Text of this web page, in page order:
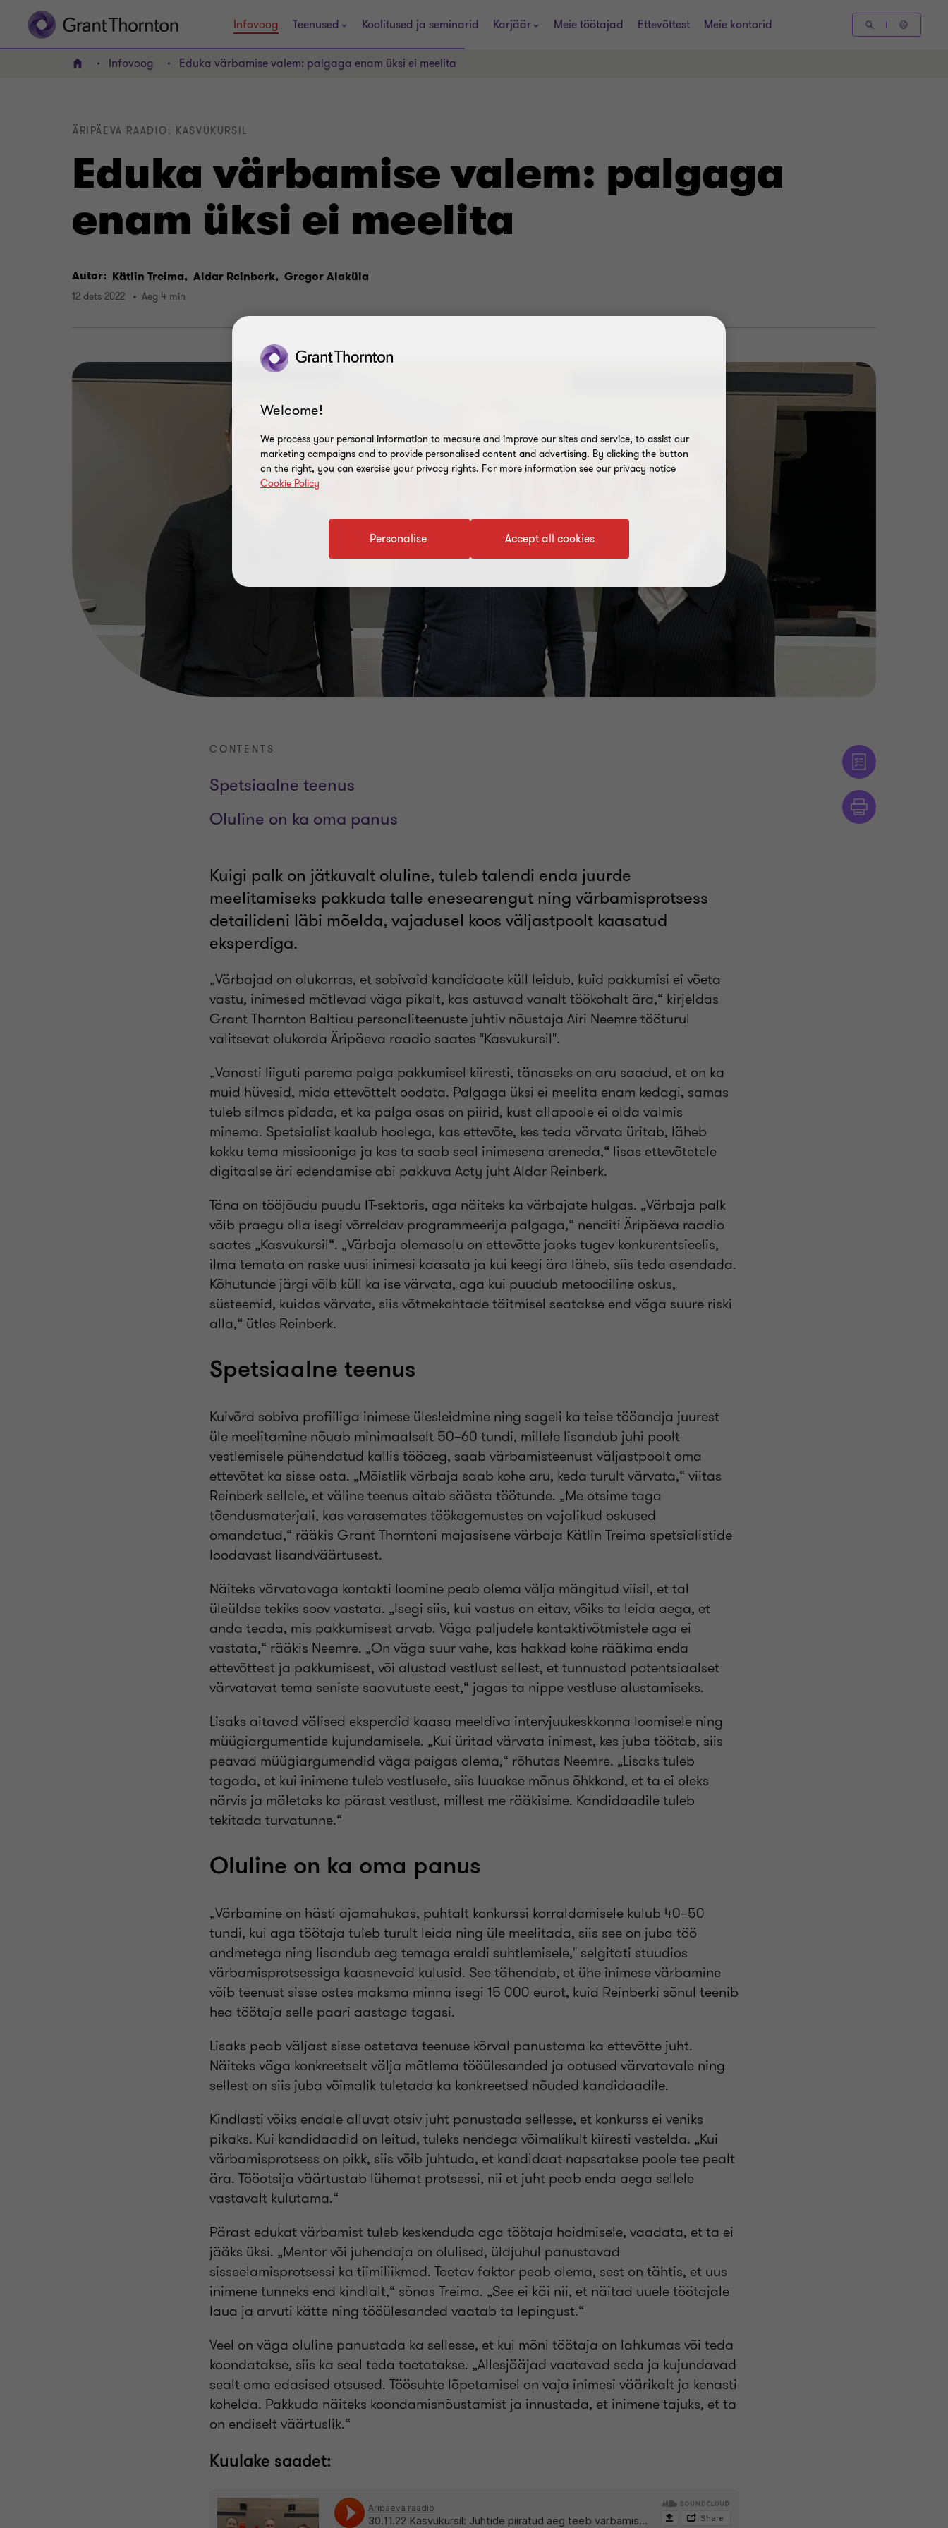
Infovoog Teenused Koolitused ja seminarid Karjäär Meie töötajad Ettevõttest Meie kontorid
AVALEHTInfovoog Eduka värbamise valem: palgaga enam üksi ei meelita
Eduka värbamise valem: palgaga
enam üksi ei meelita
ÄRIPÄEVA RAADIO: KASVUKURSIL
Autor: Kätlin Treima, Aldar Reinberk, Gregor Alaküla
12 dets 2022 Aeg 4 min
CONTENTS
Spetsiaalne teenus
Oluline on ka oma panus
Kuigi palk on jätkuvalt oluline, tuleb talendi enda juurde
meelitamiseks pakkuda talle enesearengut ning värbamisprotsess
detailideni läbi mõelda, vajadusel koos väljastpoolt kaasatud
eksperdiga.
„Värbajad on olukorras, et sobivaid kandidaate küll leidub, kuid pakkumisi ei võeta
vastu, inimesed mõtlevad väga pikalt, kas astuvad vanalt töökohalt ära,“ kirjeldas
Grant Thornton Balticu personaliteenuste juhtiv nõustaja Airi Neemre tööturul
valitsevat olukorda Äripäeva raadio saates "Kasvukursil".
„Vanasti liiguti parema palga pakkumisel kiiresti, tänaseks on aru saadud, et on ka
muid hüvesid, mida ettevõttelt oodata. Palgaga üksi ei meelita enam kedagi, samas
tuleb silmas pidada, et ka palga osas on piirid, kust allapoole ei olda valmis
minema. Spetsialist kaalub hoolega, kas ettevõte, kes teda värvata üritab, läheb
kokku tema missiooniga ja kas ta saab seal inimesena areneda,“ lisas ettevõtetele
digitaalse äri edendamise abi pakkuva Acty juht Aldar Reinberk.
Täna on tööjõudu puudu IT-sektoris, aga näiteks ka värbajate hulgas. „Värbaja palk
võib praegu olla isegi võrreldav programmeerija palgaga,“ nenditi Äripäeva raadio
saates „Kasvukursil“. „Värbaja olemasolu on ettevõtte jaoks tugev konkurentsieelis,
ilma temata on raske uusi inimesi kaasata ja kui keegi ära läheb, siis teda asendada.
Kõhutunde järgi võib küll ka ise värvata, aga kui puudub metoodiline oskus,
süsteemid, kuidas värvata, siis võtmekohtade täitmisel seatakse end väga suure riski
alla,“ ütles Reinberk.
Spetsiaalne teenus
Kuivõrd sobiva profiiliga inimese ülesleidmine ning sageli ka teise tööandja juurest
üle meelitamine nõuab minimaalselt 50–60 tundi, millele lisandub juhi poolt
vestlemisele pühendatud kallis tööaeg, saab värbamisteenust väljastpoolt oma
ettevõtet ka sisse osta. „Mõistlik värbaja saab kohe aru, keda turult värvata,“ viitas
Reinberk sellele, et väline teenus aitab säästa töötunde. „Me otsime taga
tõendusmaterjali, kas varasemates töökogemustes on vajalikud oskused
omandatud,“ rääkis Grant Thorntoni majasisene värbaja Kätlin Treima spetsialistide
loodavast lisandväärtusest.
Näiteks värvatavaga kontakti loomine peab olema välja mängitud viisil, et tal
üleüldse tekiks soov vastata. „Isegi siis, kui vastus on eitav, võiks ta leida aega, et
anda teada, mis pakkumisest arvab. Väga paljudele kontaktivõtmistele aga ei
vastata,“ rääkis Neemre. „On väga suur vahe, kas hakkad kohe rääkima enda
ettevõttest ja pakkumisest, või alustad vestlust sellest, et tunnustad potentsiaalset
värvatavat tema seniste saavutuste eest,“ jagas ta nippe vestluse alustamiseks.
Lisaks aitavad välised eksperdid kaasa meeldiva intervjuukeskkonna loomisele ning
müügiargumentide kujundamisele. „Kui üritad värvata inimest, kes juba töötab, siis
peavad müügiargumendid väga paigas olema,“ rõhutas Neemre. „Lisaks tuleb
tagada, et kui inimene tuleb vestlusele, siis luuakse mõnus õhkkond, et ta ei oleks
närvis ja mäletaks ka pärast vestlust, millest me rääkisime. Kandidaadile tuleb
tekitada turvatunne.“
Oluline on ka oma panus
„Värbamine on hästi ajamahukas, puhtalt konkurssi korraldamisele kulub 40–50
tundi, kui aga töötaja tuleb turult leida ning üle meelitada, siis see on juba töö
andmetega ning lisandub aeg temaga eraldi suhtlemisele," selgitati stuudios
värbamisprotsessiga kaasnevaid kulusid. See tähendab, et ühe inimese värbamine
võib teenust sisse ostes maksma minna isegi 15 000 eurot, kuid Reinberki sõnul teenib
hea töötaja selle paari aastaga tagasi.
Lisaks peab väljast sisse ostetava teenuse kõrval panustama ka ettevõtte juht.
Näiteks väga konkreetselt välja mõtlema tööülesanded ja ootused värvatavale ning
sellest on siis juba võimalik tuletada ka konkreetsed nõuded kandidaadile.
Kindlasti võiks endale alluvat otsiv juht panustada sellesse, et konkurss ei veniks
pikaks. Kui kandidaadid on leitud, tuleks nendega võimalikult kiiresti vestelda. „Kui
värbamisprotsess on pikk, siis võib juhtuda, et kandidaat napsatakse poole tee pealt
ära. Tööotsija väärtustab lühemat protsessi, nii et juht peab enda aega sellele
vastavalt kulutama.“
Pärast edukat värbamist tuleb keskenduda aga töötaja hoidmisele, vaadata, et ta ei
jääks üksi. „Mentor või juhendaja on olulised, üldjuhul panustavad
sisseelamisprotsessi ka tiimiliikmed. Toetav faktor peab olema, sest on tähtis, et uus
inimene tunneks end kindlalt,“ sõnas Treima. „See ei käi nii, et näitad uuele töötajale
laua ja arvuti kätte ning tööülesanded vaatab ta lepingust.“
Veel on väga oluline panustada ka sellesse, et kui mõni töötaja on lahkumas või teda
koondatakse, siis ka seal teda toetatakse. „Allesjääjad vaatavad seda ja kujundavad
sealt oma edasised otsused. Töösuhte lõpetamisel on vaja inimesi väärikalt ja kenasti
kohelda. Pakkuda näiteks koondamisnõustamist ja innustada, et inimene tajuks, et ta
on endiselt väärtuslik.“
Kuulake saadet:
Welcome!
We process your personal information to measure and improve our sites and service, to assist our
marketing campaigns and to provide personalised content and advertising. By clicking the button
on the right, you can exercise your privacy rights. For more information see our privacy notice
Cookie Policy
Accept all cookies
Personalise